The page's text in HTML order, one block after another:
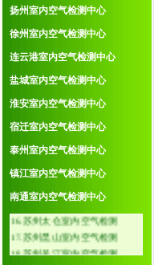
扬州室内空气检测中心
徐州室内空气检测中心
连云港室内空气检测中心
盐城室内空气检测中心
淮安室内空气检测中心
宿迁室内空气检测中心
泰州室内空气检测中心
镇江室内空气检测中心
南通室内空气检测中心
5.扬州室内空气检测中心
7.连云港室内空气检测中心
8.盐城室内空气检测中心
10.宿迁室内空气检测中心
11.泰州室内空气检测中心
12.镇江室内空气检测中心
14.苏州常熟室内空气检测
15.苏州张家港室内空气检测
17.苏州昆山室内空气检测
18.苏州吴江室内空气检测
19.无锡江阴室内空气检测
20.无锡宜兴室内空气检测